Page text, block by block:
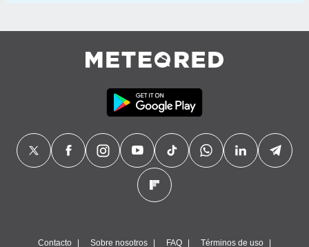
Contacto Sobre nosotros FAQ Términos de uso